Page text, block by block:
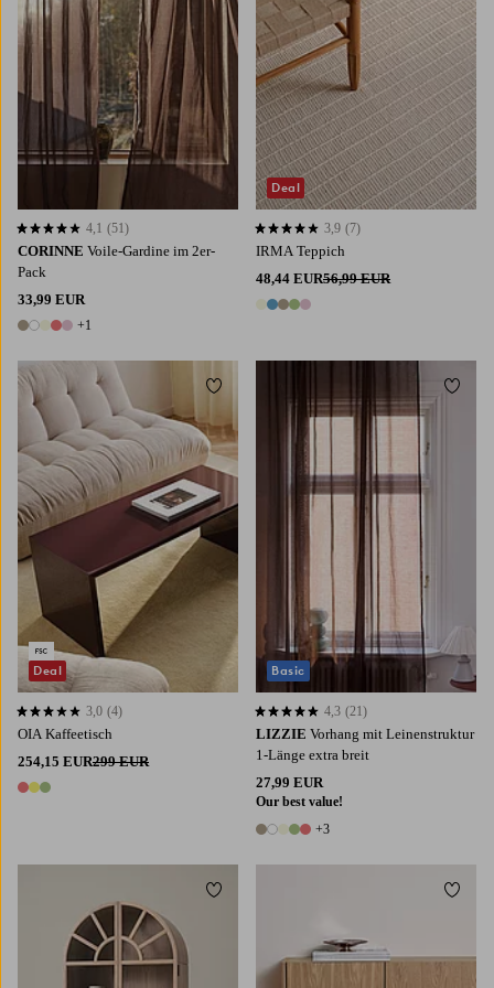
CORINNE Voile-Gardine im 2er-
Pack
33,99 EUR
6 Farben
+1
4,1 basierend auf 51 Bewertungen
4,1 (51)
IRMA Teppich
48,44 EUR56,99 EUR
5 Farben
3,9 basierend auf 7 Bewertungen
3,9 (7)
Deal
OIA Kaffeetisch
254,15 EUR299 EUR
3 Farben
3,0 basierend auf 4 Bewertungen
3,0 (4)
Deal
Zu Favoriten hinzufügen
LIZZIE Vorhang mit Leinenstruktur
1-Länge extra breit
27,99 EUR
Our best value!
8 Farben
+3
4,3 basierend auf 21 Bewertungen
4,3 (21)
Basic
Zu
Zu Favoriten hinzufügen Zu